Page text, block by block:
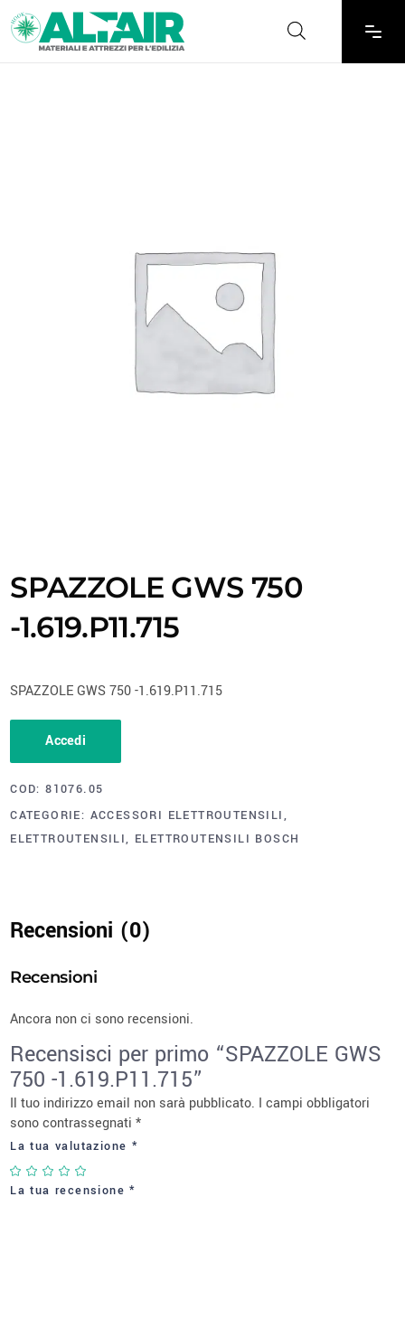
SPAZZOLE GWS 750
-1.619.P11.715
SPAZZOLE GWS 750 -1.619.P11.715
Accedi
COD:81076.05
CATEGORIE: ACCESSORI ELETTROUTENSILI,
ELETTROUTENSILI, ELETTROUTENSILI BOSCH
Recensioni (0)
Recensioni
Ancora non ci sono recensioni.
Recensisci per primo “SPAZZOLE GWS
750 -1.619.P11.715”
Il tuo indirizzo email non sarà pubblicato. I campi obbligatori
sono contrassegnati*
La tua valutazione *
La tua recensione*